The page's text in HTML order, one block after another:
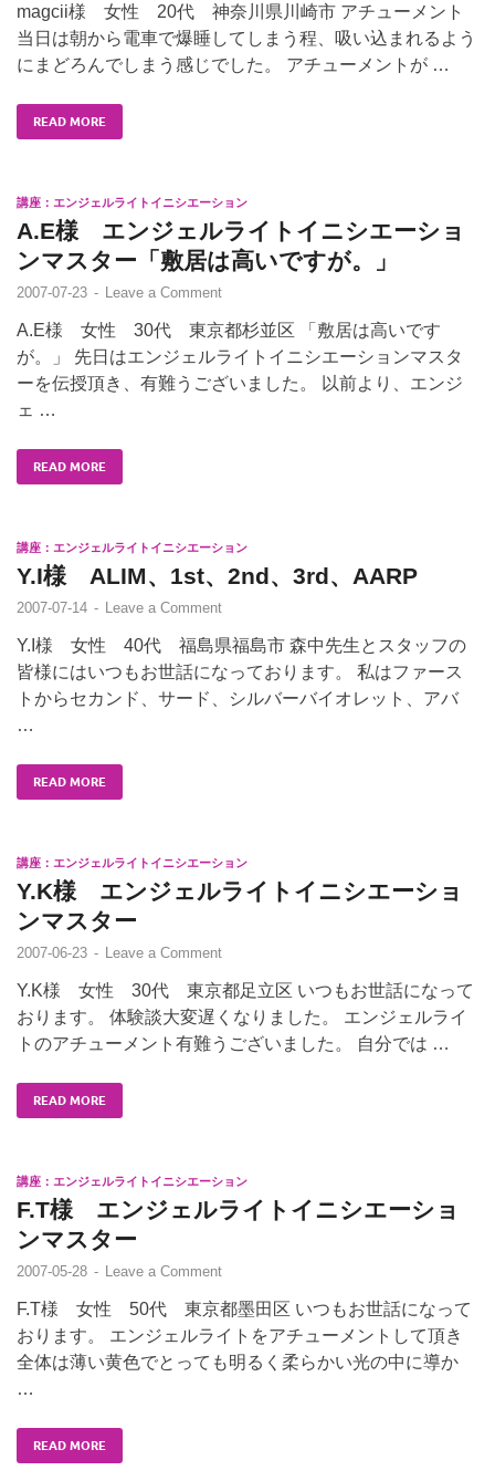
magcii様 女性 20代 神奈川県川崎市 アチューメント
当日は朝から電車で爆睡してしまう程、吸い込まれるよう
にまどろんでしまう感じでした。 アチューメントが …
READ MORE
講座：エンジェルライトイニシエーション
A.E様 エンジェルライトイニシエーショ
ンマスター「敷居は高いですが。」
2007-07-23 - Leave a Comment
A.E様 女性 30代 東京都杉並区 「敷居は高いです
が。」 先日はエンジェルライトイニシエーションマスタ
ーを伝授頂き、有難うございました。 以前より、エンジ
ェ …
READ MORE
講座：エンジェルライトイニシエーション
Y.I様 ALIM、1st、2nd、3rd、AARP
2007-07-14 - Leave a Comment
Y.I様 女性 40代 福島県福島市 森中先生とスタッフの
皆様にはいつもお世話になっております。 私はファース
トからセカンド、サード、シルバーバイオレット、アバ
…
READ MORE
講座：エンジェルライトイニシエーション
Y.K様 エンジェルライトイニシエーショ
ンマスター
2007-06-23 - Leave a Comment
Y.K様 女性 30代 東京都足立区 いつもお世話になって
おります。 体験談大変遅くなりました。 エンジェルライ
トのアチューメント有難うございました。 自分では …
READ MORE
講座：エンジェルライトイニシエーション
F.T様 エンジェルライトイニシエーショ
ンマスター
2007-05-28 - Leave a Comment
F.T様 女性 50代 東京都墨田区 いつもお世話になって
おります。 エンジェルライトをアチューメントして頂き
全体は薄い黄色でとっても明るく柔らかい光の中に導か
…
READ MORE